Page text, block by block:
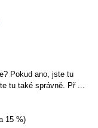
Pokud ano, jste tu
tu také správně. Př ...
15 %)